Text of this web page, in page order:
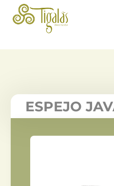
ESPEJO